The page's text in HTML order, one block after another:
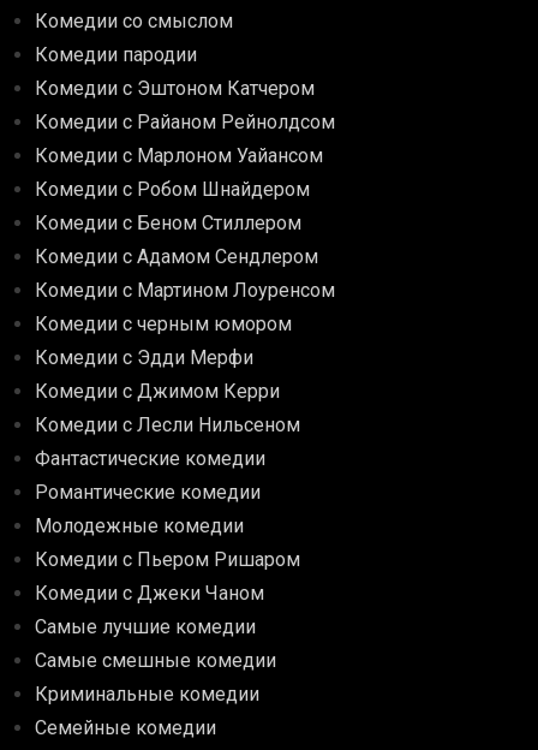
Комедии со смыслом
Комедии пародии
Комедии с Эштоном Катчером
Комедии с Райаном Рейнолдсом
Комедии с Марлоном Уайансом
Комедии с Робом Шнайдером
Комедии с Беном Стиллером
Комедии с Адамом Сендлером
Комедии с Мартином Лоуренсом
Комедии с черным юмором
Комедии с Эдди Мерфи
Комедии с Джимом Керри
Комедии с Лесли Нильсеном
Фантастические комедии
Романтические комедии
Молодежные комедии
Комедии с Пьером Ришаром
Комедии с Джеки Чаном
Самые лучшие комедии
Самые смешные комедии
Криминальные комедии
Семейные комедии